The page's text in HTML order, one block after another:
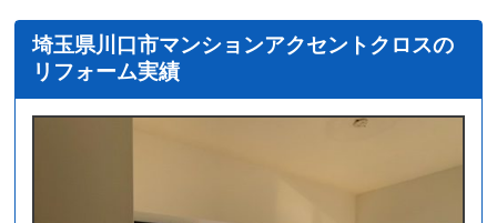
埼玉県川口市マンションアクセントクロスの
リフォーム実績